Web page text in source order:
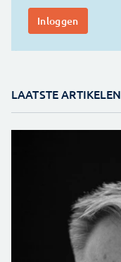
LAATSTE ARTIKELEN